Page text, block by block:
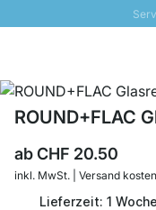
ROUND+FLAC
abCHF 20.50
inkl. MwSt. | Versand
Lieferzeit: 1 Woche